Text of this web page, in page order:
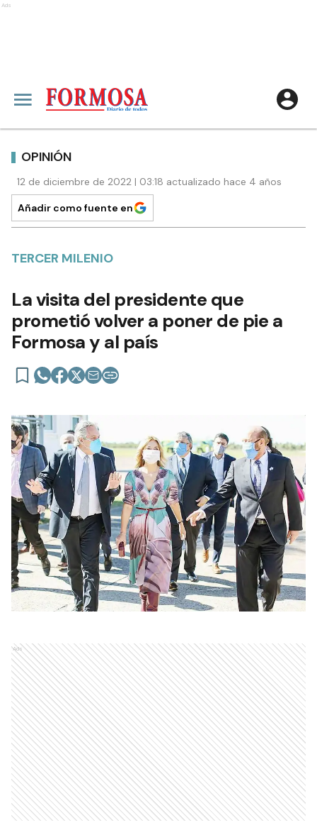
Ads
OPINIÓN
12 de diciembre de 2022 | 03:18 actualizado hace 4 años
Añadir como fuente en
TERCER MILENIO
La visita del presidente que
prometió volver a poner de pie a
Formosa y al país
Ads